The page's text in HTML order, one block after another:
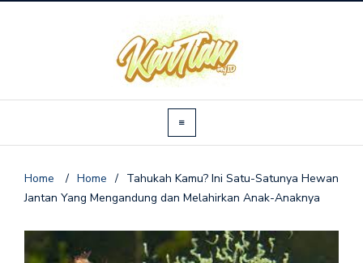
Home / Home / Tahukah Kamu? Ini Satu-Satunya Hewan
Jantan Yang Mengandung dan Melahirkan Anak-Anaknya